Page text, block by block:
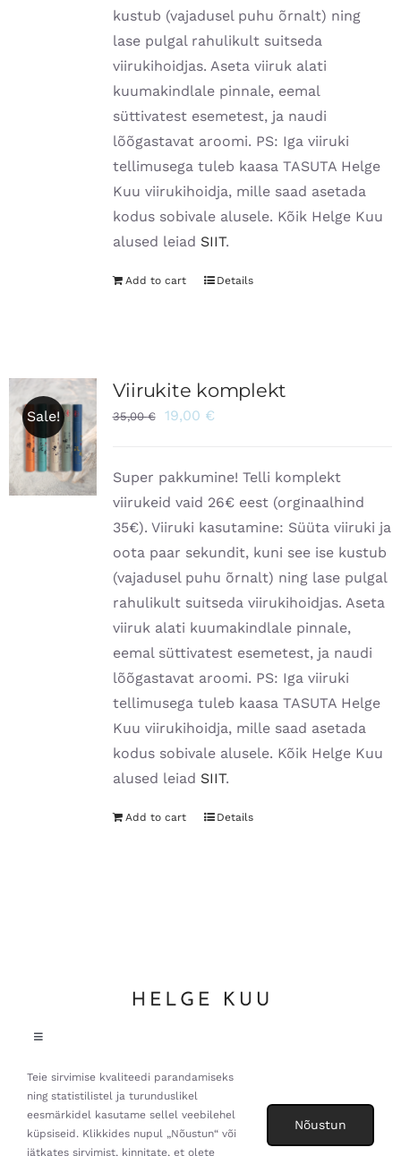
kustub (vajadusel puhu õrnalt) ning
lase pulgal rahulikult suitseda
viirukihoidjas. Aseta viiruk alati
kuumakindlale pinnale, eemal
süttivatest esemetest, ja naudi
lõõgastavat aroomi. PS: Iga viiruki
tellimusega tuleb kaasa TASUTA Helge
Kuu viirukihoidja, mille saad asetada
kodus sobivale alusele. Kõik Helge Kuu
alused leiad SIIT.
Add to cart Details
Sale!
Viirukite komplekt
35,00€ 19,00 €
Super pakkumine! Telli komplekt
viirukeid vaid 26€ eest (orginaalhind
35€). Viiruki kasutamine: Süüta viiruki ja
oota paar sekundit, kuni see ise kustub
(vajadusel puhu õrnalt) ning lase pulgal
rahulikult suitseda viirukihoidjas. Aseta
viiruk alati kuumakindlale pinnale,
eemal süttivatest esemetest, ja naudi
lõõgastavat aroomi. PS: Iga viiruki
tellimusega tuleb kaasa TASUTA Helge
Kuu viirukihoidja, mille saad asetada
kodus sobivale alusele. Kõik Helge Kuu
alused leiad SIIT.
Add to cart Details
Toggle
Andmekaitsetingimused
Müügitingimused
Helge Kuu OÜ, Suur-Posti tn 3, Pärnu linn. All Rights Reserved
Teie sirvimise kvaliteedi parandamiseks
ning statistilistel ja turunduslikel
eesmärkidel kasutame sellel veebilehel
küpsiseid. Klikkides nupul „Nõustun“ või
jätkates sirvimist, kinnitate, et olete
Nõustun